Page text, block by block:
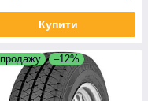
Купити
продажу –12%